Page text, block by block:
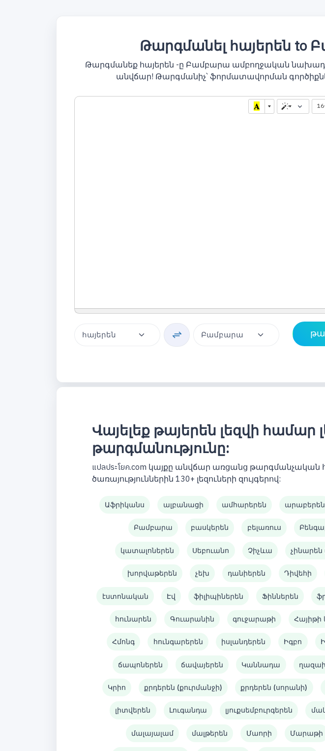
Թարգմանել հայերեն
Թարգմանեք հայերեն -ը Բամբարա ամբողջական
անվճար! Թարգմանիչ՝ ֆորմատավորման
16
Վայելեք թայերեն լեզվի համար
թարգմանությունը:
แปลประโยค.com կայքը անվճար առցանց
ծառայություններին 130+ լեզուների զույգերով:
Աֆրիկանս ալբանացի ամհարերեն արաբերեն
Բամբարա բասկերեն բելառուս
կատալոներեն Սեբուանո Չիչևա
խորվաթերեն չեխ դանիերեն Դիվեհի
էստոնական Էվ ֆիլիպիներեն Ֆիններեն
հունարեն Գուարանին գուջարաթի Հայիթի
Հմոնգ հունգարերեն իսլանդերեն Իգբո
ճապոներեն ճավայերեն Կաննադա
Կրիո քրդերեն (քուրմանջի) քրդերեն (սորանի)
լիտվերեն Լուգանդա լյուքսեմբուրգերեն
մալայալամ մալթերեն Մաորի Մարաթի